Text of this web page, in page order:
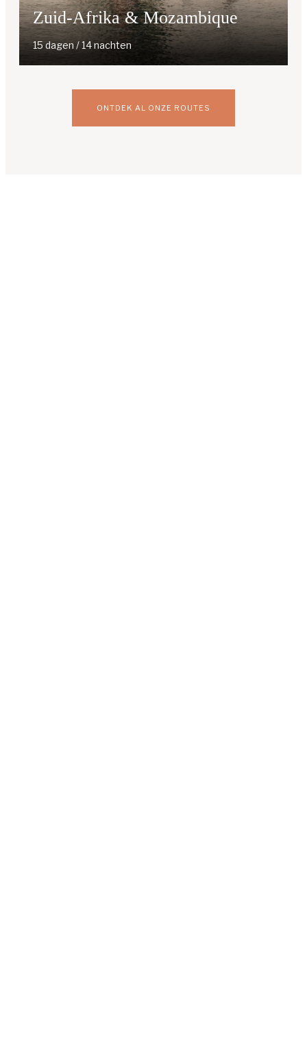
Zuid-Afrika & Mozambique
15 dagen / 14 nachten
ONTDEK AL ONZE ROUTES